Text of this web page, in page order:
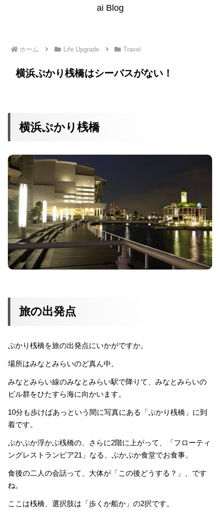
ai Blog
ホーム Life Upgrade Travel
横浜ぷかり桟橋はシーバスがない！
横浜ぷかり桟橋
旅の出発点
ぷかり桟橋を旅の出発点にいかがですか。
場所はみなとみらいのど真ん中。
みなとみらい線のみなとみらい駅で降りて、みなとみらいの
ビル群をひたすら海に向かいます。
10分も歩けばあっという間に写真にある「ぷかり桟橋」に到
着です。
ぷかぷか浮かぶ桟橋の、さらに2階に上がって、「フローティ
ングレストランピア21」なる、ぷかぷか食堂でお食事。
食後の二人の会話って、大体が「この後どうする？」、です
ね。
ここは桟橋、選択肢は「歩くか船か」の2択です。